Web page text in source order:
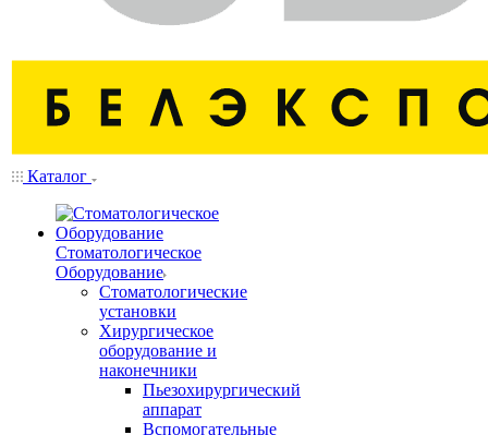
Каталог
Стоматологическое
Оборудование
Стоматологические
установки
Хирургическое
оборудование и
наконечники
Пьезохирургический
аппарат
Вспомогательные